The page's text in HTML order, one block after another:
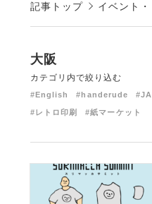
記事トップ イベント
大阪
カテゴリ内で絞り込む
#English #handerude
#レトロ印刷 #紙マーケット